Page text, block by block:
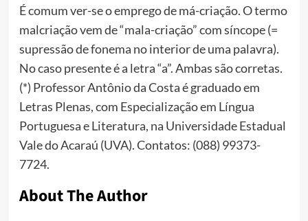
É comum ver-se o emprego de má-criação. O termo
malcriação vem de “mala-criação” com síncope (=
supressão de fonema no interior de uma palavra).
No caso presente é a letra “a”. Ambas são corretas.
(*) Professor Antônio da Costa é graduado em
Letras Plenas, com Especialização em Língua
Portuguesa e Literatura, na Universidade Estadual
Vale do Acaraú (UVA). Contatos: (088) 99373-
7724.
About The Author